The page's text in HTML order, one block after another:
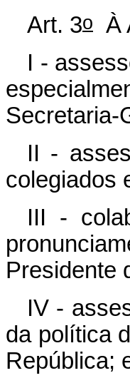
Art. 3o
À
I -
Secretaria-
II -
colegiados
III -
Presidente
IV -
da política
República;